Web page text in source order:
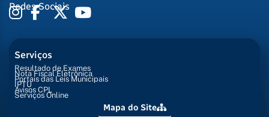
Redes Sociais
Serviços
Resultado de Exames
Nota Fiscal Eletrônica
Portais das Leis Municipais
IPTU
Avisos CPL
Serviços Online
Mapa do Site